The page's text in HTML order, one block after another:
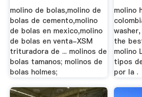
molino de bolas,molino de
bolas de cemento,molino
de bolas en mexico,molino
de bolas en venta-XSM
trituradora de ... molinos de
bolas tamanos; molinos de
bolas holmes;
molino
the
molino
tipos
por la .